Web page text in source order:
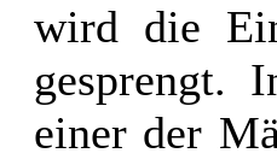
wird die
gesprengt.
einer der